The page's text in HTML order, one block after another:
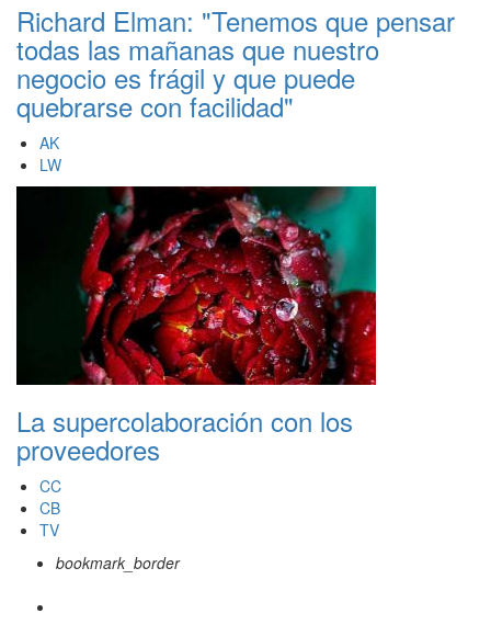
Richard Elman: "Tenemos que pensar
todas las mañanas que nuestro
negocio es frágil y que puede
quebrarse con facilidad"
AK
LW
La supercolaboración con los
proveedores
CC
CB
TV
bookmark_border